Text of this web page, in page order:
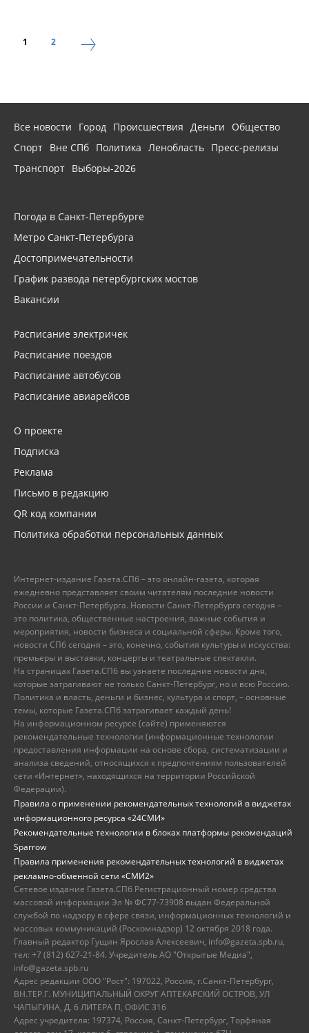
1 2
Все новости Город Происшествия Деньги
Общество
Спорт Вне СПб Политика Ленобласть Пресс-релизы
Транспорт Выборы-2026
Погода в Санкт-Петербурге
Метро Санкт-Петербурга
Достопримечательности
График развода петербургских мостов
Вакансии
Расписание электричек
Расписание поездов
Расписание автобусов
Расписание авиарейсов
О проекте
Подписка
Реклама
Письмо в редакцию
QR код компании
Политика обработки персональных данных
Интернет-издание Газета.СПб – это онлайн-газета, которая
ежедневно представляет своим читателям последние новости
России и Санкт-Петербурга. Новости Санкт-Петербурга сегодня –
это политика, общественные настроения, важные события и
мероприятия, новости бизнеса и социальной сферы. Кроме того,
новости СПб сегодня – это, конечно, события культуры и искусства:
премьеры и выставки, концерты и театральные спектакли.
На страницах Газета.СПб вы узнаете последние новости дня,
которые затрагивают не только Санкт-Петербург, но и всю Россию.
Политика и власть, деньги и бизнес, культура и спорт, – основные
темы, которые Газета.СПб затрагивает каждый день!
На информационном ресурсе (сайте) применяются
рекомендательные технологии (информационные технологии
предоставления информации на основе сбора, систематизации и
анализа сведений, относящихся к предпочтениям пользователей
сети «Интернет», находящихся на территории Российской
Федерации).
Правила о применении рекомендательных технологий в виджетах
информационного ресурса «24СМИ»
Рекомендательные технологии в блоках платформы рекомендаций
Sparrow
Правила применения рекомендательных технологий в виджетах
рекламно-обменной сети «СМИ2»
Сетевое издание Газета.СПб Регистрационный номер средства
массовой информации Эл № ФС77-73908 выдан Федеральной
службой по надзору в сфере связи, информационных технологий и
массовых коммуникаций (Роскомнадзор) 12 октября 2018 года.
Главный редактор Гущин Ярослав Алексеевич, info@gazeta.spb.ru,
тел: +7 (812) 627-21-84. Учредитель АО "Открытые Медиа",
info@gazeta.spb.ru
Адрес редакции ООО "Рост": 197022, Россия, г.Санкт-Петербург,
ВН.ТЕР.Г. МУНИЦИПАЛЬНЫЙ ОКРУГ АПТЕКАРСКИЙ ОСТРОВ, УЛ
ЧАПЫГИНА, Д. 6 ЛИТЕРА П, ОФИС 316
Адрес учредителя: 197374, Россия, Санкт-Петербург, Торфяная